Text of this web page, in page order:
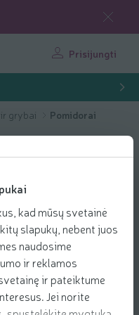
kad mūsų svetainė
slapukų, nebent juos
naudosime
ir reklamos
ir pateiktume
Jei norite
Prisijungti
grybai Pomidorai